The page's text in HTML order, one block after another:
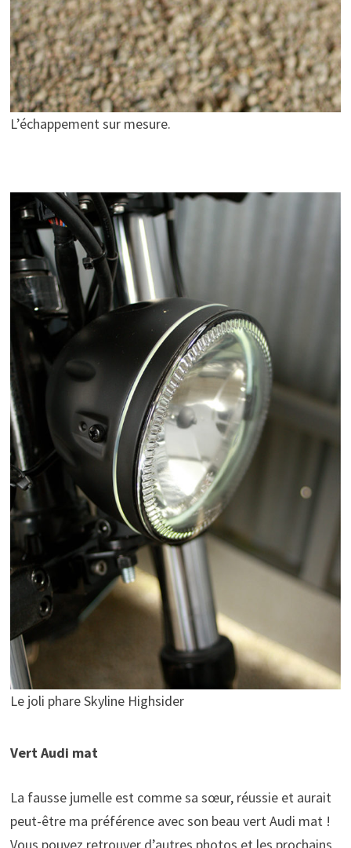
L’échappement sur mesure.
Le joli phare Skyline Highsider
Vert Audi mat
La fausse jumelle est comme sa sœur, réussie et aurait
peut-être ma préférence avec son beau vert Audi mat !